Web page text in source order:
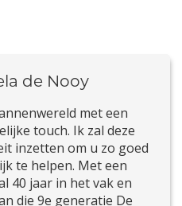
de Nooy
met een
touch. Ik zal deze
inzetten om u zo goed
te helpen. Met een
40 jaar in het vak en
die 9e generatie De